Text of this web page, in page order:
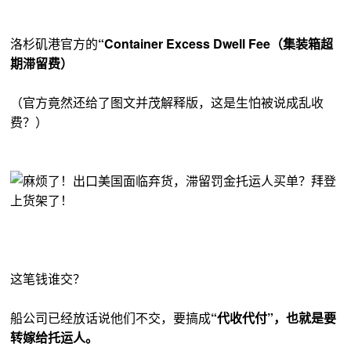
洛杉矶港官方的“Container Excess Dwell Fee（集装箱超
期滞留费）
（官方竟然还给了图文并茂解释版，这是生怕被说成乱收
费？）
这笔钱谁交？
船公司已经放话说他们不交，要搞成“代收代付”，也就是要
转嫁给托运人。